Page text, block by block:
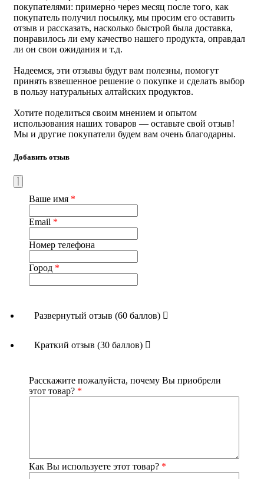
общего срока хранения.
Объем:200 мл
Масса нетто:260 гр
покупателями: примерно через месяц после того, как
покупатель получил посылку, мы просим его оставить
отзыв и рассказать, насколько быстрой была доставка,
понравилось ли ему качество нашего продукта, оправдал
ли он свои ожидания и т.д.
Надеемся, эти отзывы будут вам полезны, помогут
принять взвешенное решение о покупке и сделать выбор
в пользу натуральных алтайских продуктов.
Хотите поделиться своим мнением и опытом
использования наших товаров — оставьте свой отзыв!
Мы и другие покупатели будем вам очень благодарны.
Добавить отзыв
Ваше имя *
Email *
Номер телефона
Город *
Развернутый отзыв (60 баллов)
Краткий отзыв (30 баллов)
Расскажите пожалуйста, почему Вы приобрели
этот товар? *
Как Вы используете этот товар? *